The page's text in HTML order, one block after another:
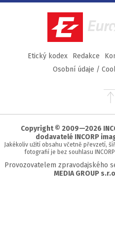
Etický kodex Redakce
Osobní údaje /
Copyright © 2009—2026
dodavatelé INCORP
Jakékoliv užití obsahu včetně převzetí,
fotografií je bez souhlasu INCORP
Provozovatelem zpravodajského
MEDIA GROUP